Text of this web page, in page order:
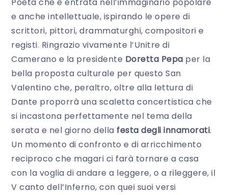
Poeta che è entrata nell’immaginario popolare
e anche intellettuale, ispirando le opere di
scrittori, pittori, drammaturghi, compositori e
registi. Ringrazio vivamente l’Unitre di
Camerano e la presidente Doretta Pepa per la
bella proposta culturale per questo San
Valentino che, peraltro, oltre alla lettura di
Dante proporrà una scaletta concertistica che
si incastona perfettamente nel tema della
serata e nel giorno della festa degli innamorati.
Un momento di confronto e di arricchimento
reciproco che magari ci farà tornare a casa
con la voglia di andare a leggere, o a rileggere, il
V canto dell’Inferno, con quei suoi versi